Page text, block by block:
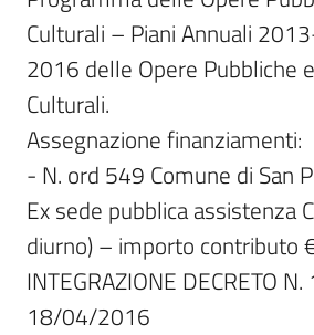
Culturali – Piani Annuali
2016 delle Opere Pubbliche
Culturali.
Assegnazione finanziamenti:
- N. ord 549 Comune di San
Ex sede pubblica assistenza
diurno) – importo contributo
INTEGRAZIONE DECRETO
18/04/2016